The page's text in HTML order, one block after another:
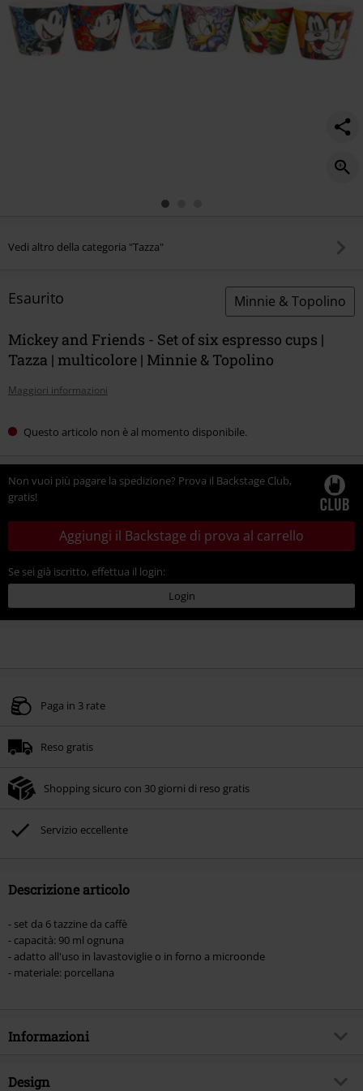
555695St.html
Vedi altro della categoria "Tazza"
Esaurito Minnie & Topolino
Mickey and Friends - Set of six espresso cups |
Tazza | multicolore | Minnie & Topolino
Maggiori informazioni
Questo articolo non è al momento disponibile.
Non vuoi più pagare la spedizione? Prova il Backstage Club,
gratis!
Aggiungi il Backstage di prova al carrello
Se sei già iscritto, effettua il login:
Login
Paga in 3 rate
Reso gratis
Shopping sicuro con 30 giorni di reso gratis
Servizio eccellente
Descrizione articolo
- set da 6 tazzine da caffè
- capacità: 90 ml ognuna
- adatto all'uso in lavastoviglie o in forno a microonde
- materiale: porcellana
Informazioni
Codice articolo
Design